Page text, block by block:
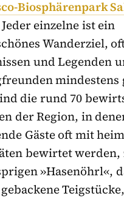
Biosphärenpark
einzelne ist ein
Wanderziel,
und Legenden
mindestens
die rund 70
der Region, in
Gäste oft mit
bewirtet werden,
»Hasenöhrl«,